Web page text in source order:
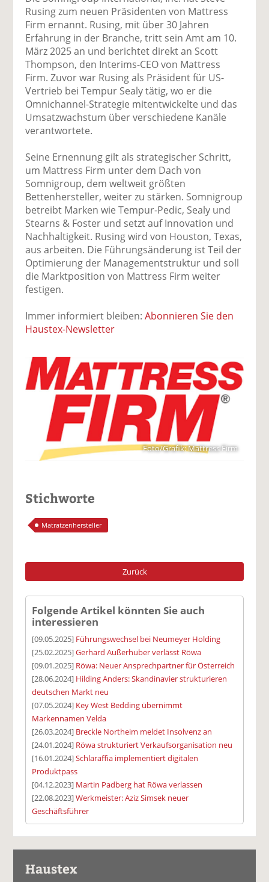
F
ac
e
b
o
o
k
te
il
tt
er
n
Li
n
k
e
di
n
te
il
e
E
ai
v
er
n
d
n
Rusing zum neuen Präsidenten von Mattress
Firm ernannt. Rusing, mit über 30 Jahren
Erfahrung in der Branche, tritt sein Amt am 10.
März 2025 an und berichtet direkt an Scott
Thompson, den Interims-CEO von Mattress
Firm. Zuvor war Rusing als Präsident für US-
Vertrieb bei Tempur Sealy tätig, wo er die
Omnichannel-Strategie mitentwickelte und das
Umsatzwachstum über verschiedene Kanäle
verantwortete.
Seine Ernennung gilt als strategischer Schritt,
um Mattress Firm unter dem Dach von
Somnigroup, dem weltweit größten
Bettenhersteller, weiter zu stärken. Somnigroup
betreibt Marken wie Tempur-Pedic, Sealy und
Stearns & Foster und setzt auf Innovation und
Nachhaltigkeit. Rusing wird von Houston, Texas,
aus arbeiten. Die Führungsänderung ist Teil der
Optimierung der Managementstruktur und soll
die Marktposition von Mattress Firm weiter
festigen.
Immer informiert bleiben:Abonnieren Sie den
Haustex-Newsletter
Foto/Grafik: Mattress Firm
Stichworte
Matratzenhersteller
Zurück
Folgende Artikel könnten Sie auch
interessieren
[09.05.2025] Führungswechsel bei Neumeyer Holding
[25.02.2025]Gerhard Außerhuber verlässt Röwa
[09.01.2025] Röwa: Neuer Ansprechpartner für Österreich
[28.06.2024] Hilding Anders: Skandinavier strukturieren
deutschen Markt neu
[07.05.2024] Key West Bedding übernimmt
Markennamen Velda
[26.03.2024] Breckle Northeim meldet Insolvenz an
[24.01.2024] Röwa strukturiert Verkaufsorganisation neu
[16.01.2024]Schlaraffia implementiert digitalen
Produktpass
[04.12.2023] Martin Padberg hat Röwa verlassen
[22.08.2023]Werkmeister: Aziz Simsek neuer
Geschäftsführer
Haustex